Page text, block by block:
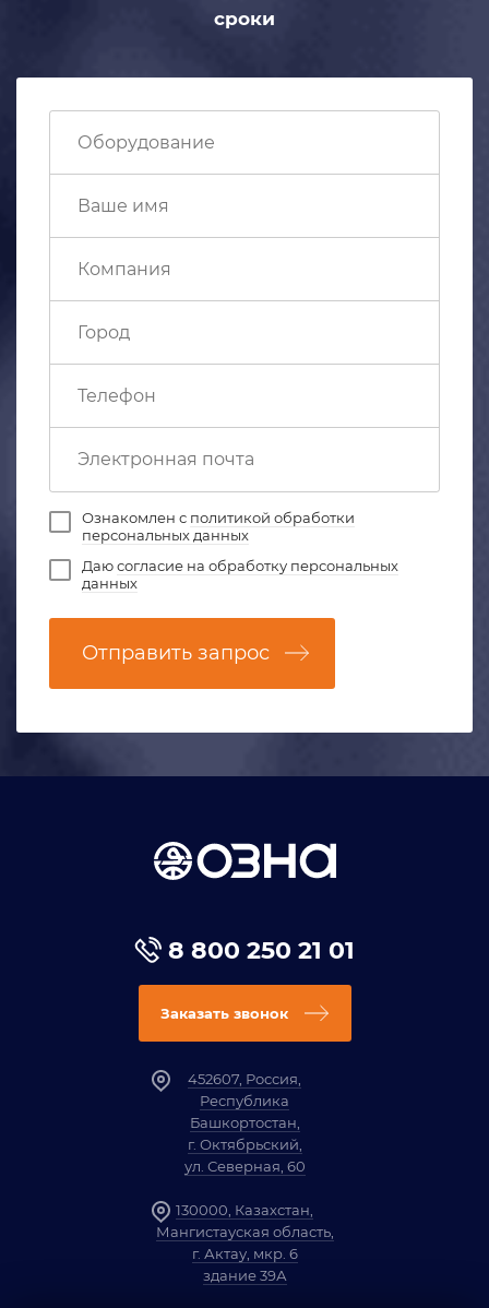
сроки
Ознакомлен с политикой обработки
персональных данных
Даюсогласие на обработку персональных
данных
Отправить запрос
8 800 250 21 01
Заказать звонок
452607, Россия,
Республика
Башкортостан,
г. Октябрьский,
ул. Северная, 60
130000, Казахстан,
Мангистауская область,
г. Актау, мкр. 6
здание 39А